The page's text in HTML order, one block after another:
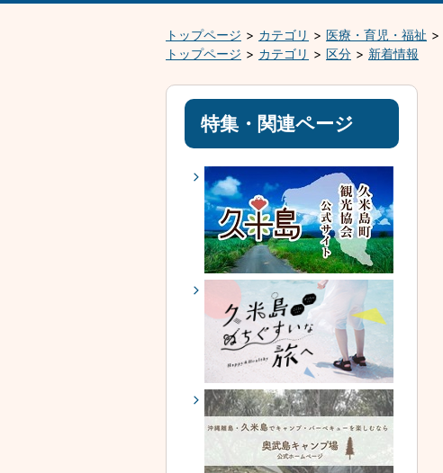
トップページ カテゴリ 医療・育児・福祉
トップページ
カテゴリ 区分 新着情報
特集・関連ページ